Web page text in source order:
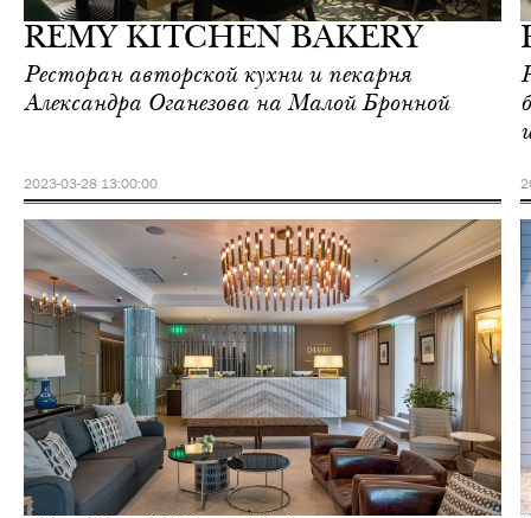
REMY KITCHEN BAKERY
Ресторан авторской кухни и пекарня
Александра Оганезова на Малой Бронной
2023-03-28 13:00:00
среда